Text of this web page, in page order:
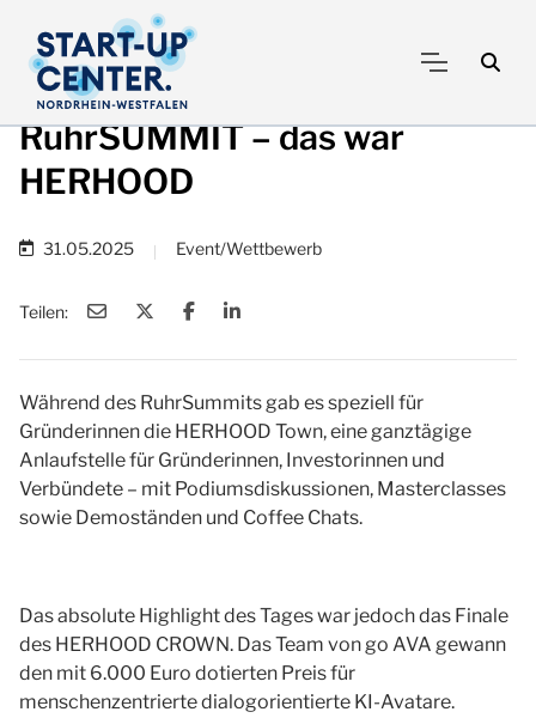
RuhrSUMMIT – das war
HERHOOD
31.05.2025 Event/Wettbewerb
Teilen:
Während des RuhrSummits gab es speziell für
Gründerinnen die HERHOOD Town, eine ganztägige
Anlaufstelle für Gründerinnen, Investorinnen und
Verbündete – mit Podiumsdiskussionen, Masterclasses
sowie Demoständen und Coffee Chats.
Das absolute Highlight des Tages war jedoch das Finale
des HERHOOD CROWN. Das Team von go AVA gewann
den mit 6.000 Euro dotierten Preis für
menschenzentrierte dialogorientierte KI-Avatare.